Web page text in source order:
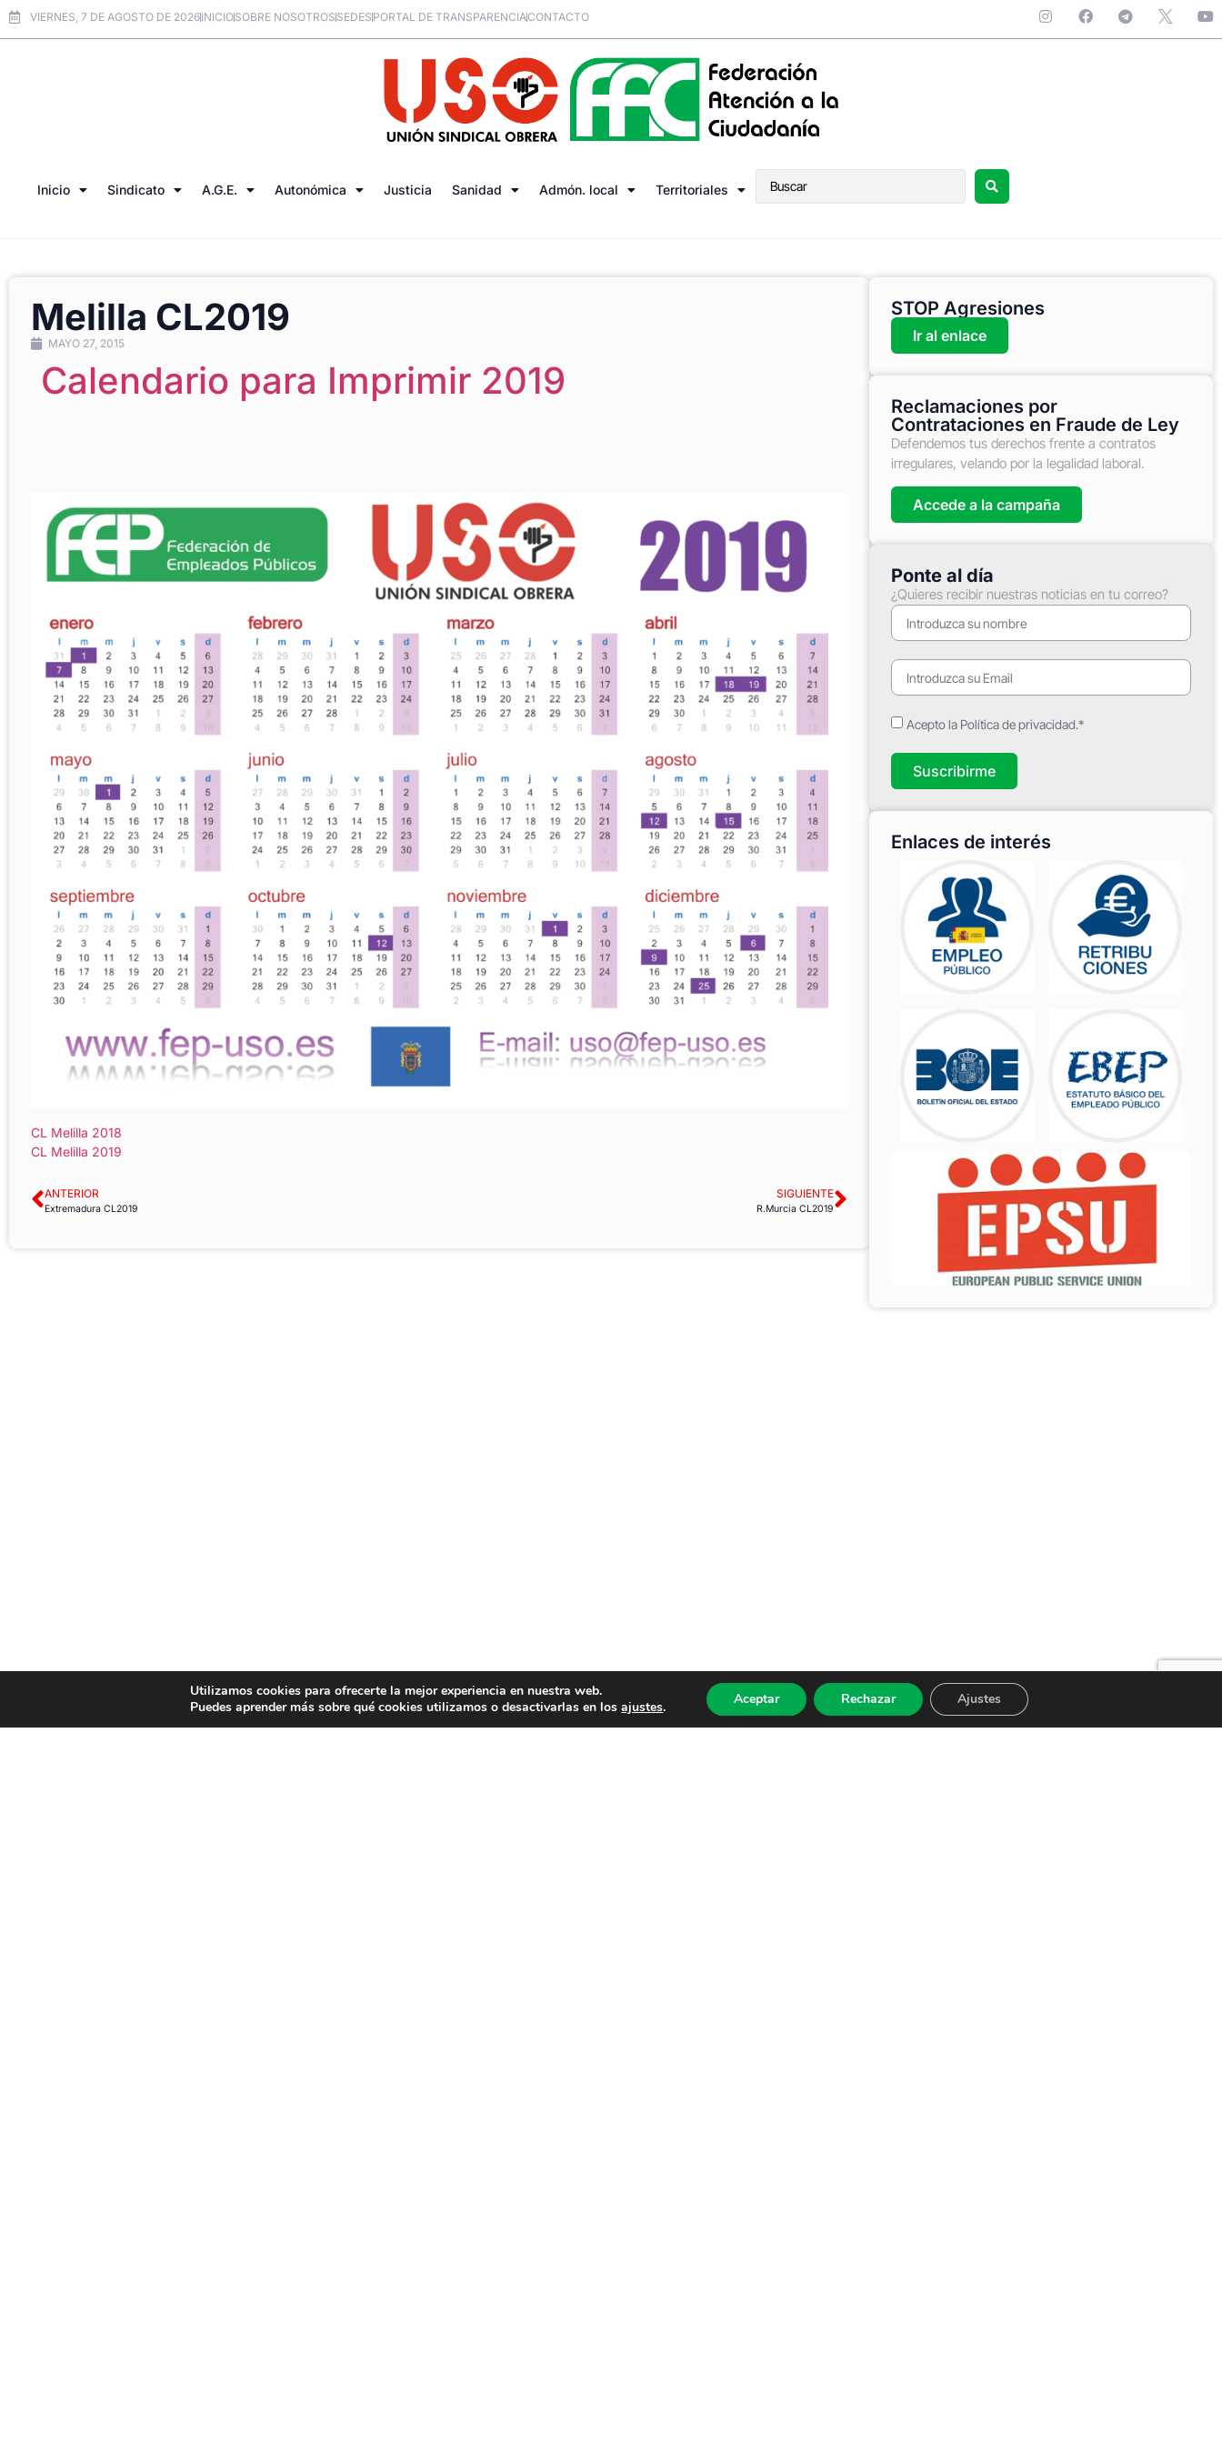
VIERNES, 7 DE AGOSTO DE 2026INICIOSOBRE NOSOTROSSEDESPORTAL DE TRANSPARENCIACONTACTO
Inicio Sindicato A.G.E. Autonómica Justicia Sanidad Admón. local Territoriales
Melilla CL2019
MAYO 27, 2015
Calendario para Imprimir 2019
CL Melilla 2018
CL Melilla 2019
ANTERIOR
Extremadura CL2019
SIGUIENTE
R.Murcia CL2019
STOP Agresiones
Ir al enlace
Reclamaciones por
Contrataciones en Fraude de Ley
Defendemos tus derechos frente a contratos
irregulares, velando por la legalidad laboral.
Accede a la campaña
Ponte al día
¿Quieres recibir nuestras noticias en tu correo?
Acepto la Política de privacidad.*
Suscribirme
Enlaces de interés
Utilizamos cookies para ofrecerte la mejor experiencia en nuestra web.
Puedes aprender más sobre qué cookies utilizamos o desactivarlas en losajustes. Aceptar Rechazar Ajustes